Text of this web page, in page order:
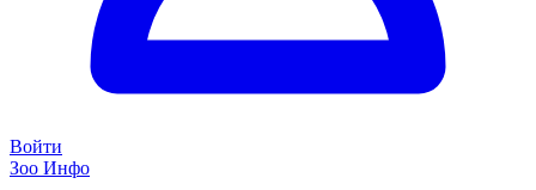
Войти
Зоо Инфо